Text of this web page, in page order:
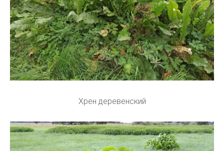
Хрен деревенский